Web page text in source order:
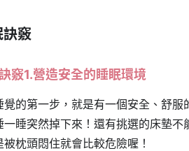
訣竅
竅1.營造安全的睡眠環境
覺的第一步，就是有一個安全、舒
一睡突然掉下來！還有挑選的床墊
枕頭悶住就會比較危險喔！